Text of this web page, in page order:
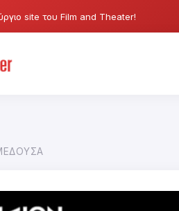
site του Film and Theater!